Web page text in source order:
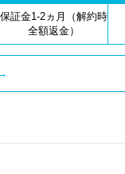
保証金1-2ヵ月（解約時
全額返金）